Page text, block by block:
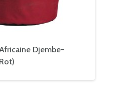
Djembe-